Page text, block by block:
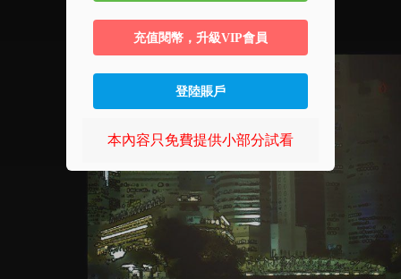
充值閱幣，升級VIP會員
登陸賬戶
本內容只免費提供小部分試看